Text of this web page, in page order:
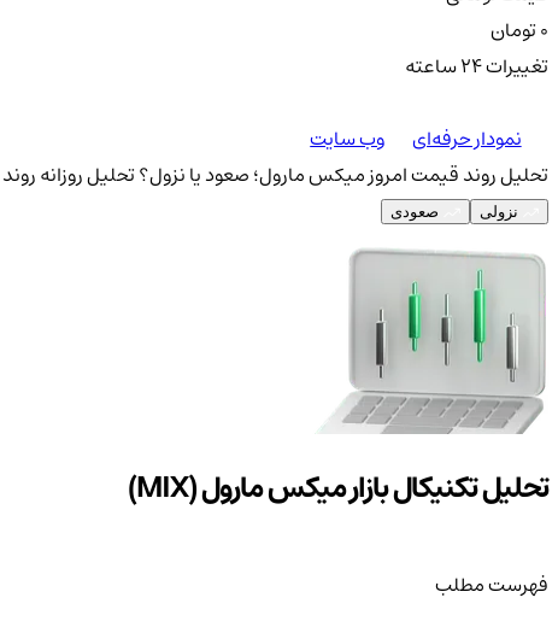
0 تومان
تغییرات ۲۴ ساعته
نمودار حرفه‌ای
وب سایت
تحلیل روند قیمت امروز میکس مارول؛ صعود یا نزول؟تحلیل روزانه
نزولی صعودی
تحلیل تکنیکال بازار میکس مارول (MIX)
فهرست مطلب